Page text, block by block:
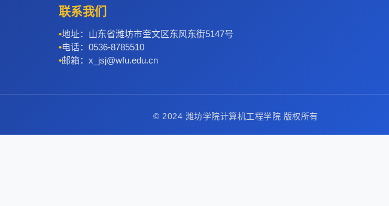
联系我们
地址：山东省潍坊市奎文区东风东街5147号
电话：0536-8785510
邮箱：x_jsj@wfu.edu.cn
© 2024 潍坊学院计算机工程学院 版权所有